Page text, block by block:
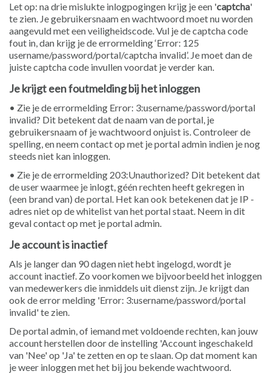
Let op: na drie mislukte inlogpogingen krijg je een 'captcha'
te zien. Je gebruikersnaam en wachtwoord moet nu worden
aangevuld met een veiligheidscode. Vul je de captcha code
fout in, dan krijg je de errormelding ‘Error: 125
username/password/portal/captcha invalid’. Je moet dan de
juiste captcha code invullen voordat je verder kan.
Je krijgt een foutmelding bij het inloggen
• Zie je de errormelding Error: 3:username/password/portal
invalid? Dit betekent dat de naam van de portal, je
gebruikersnaam of je wachtwoord onjuist is. Controleer de
spelling, en neem contact op met je portal admin indien je nog
steeds niet kan inloggen.
• Zie je de errormelding 203:Unauthorized? Dit betekent dat
de user waarmee je inlogt, géén rechten heeft gekregen in
(een brand van) de portal. Het kan ook betekenen dat je IP -
adres niet op de whitelist van het portal staat. Neem in dit
geval contact op met je portal admin.
Je account is inactief
Als je langer dan 90 dagen niet hebt ingelogd, wordt je
account inactief. Zo voorkomen we bijvoorbeeld het inloggen
van medewerkers die inmiddels uit dienst zijn. Je krijgt dan
ook de error melding 'Error: 3:username/password/portal
invalid' te zien.
De portal admin, of iemand met voldoende rechten, kan jouw
account herstellen door de instelling 'Account ingeschakeld
van 'Nee' op 'Ja' te zetten en op te slaan. Op dat moment kan
je weer inloggen met het bij jou bekende wachtwoord.